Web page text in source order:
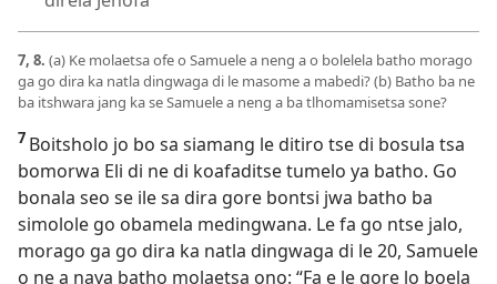
7, 8. (a) Ke molaetsa ofe o Samuele a neng a o bolelela batho morago
ga go dira ka natla dingwaga di le masome a mabedi? (b) Batho ba ne
ba itshwara jang ka se Samuele a neng a ba tlhomamisetsa sone?
7 Boitsholo jo bo sa siamang le ditiro tse di bosula tsa
bomorwa Eli di ne di koafaditse tumelo ya batho. Go
bonala seo se ile sa dira gore bontsi jwa batho ba
simolole go obamela medingwana. Le fa go ntse jalo,
morago ga go dira ka natla dingwaga di le 20, Samuele
o ne a naya batho molaetsa ono: “Fa e le gore lo boela